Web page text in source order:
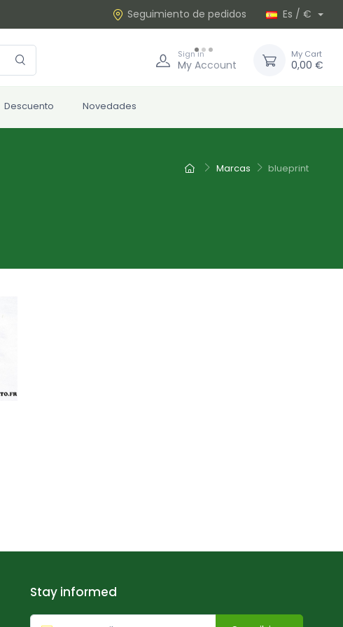
Seguimiento de pedidos Es / €
Sign in
My Account
My Cart
0,00 €
Descuento Novedades
Marcas blueprint
Stay informed